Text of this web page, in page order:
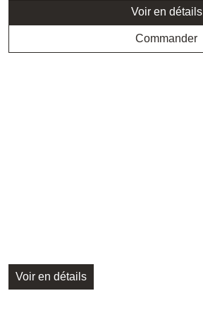
Voir en détails
Commander
Voir en détails